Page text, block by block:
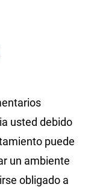
usted debido
puede
un ambiente
obligado a